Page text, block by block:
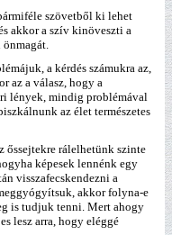
szövetből ki lehet
akkor a szív kinöveszti a
önmagát.
a kérdés számukra az,
az a válasz, hogy a
lények, mindig problémával
az élet természetes
őssejtekre rálelhetünk szinte
képesek lennénk egy
visszafecskendezni a
akkor folyna-e
is tudjuk tenni. Mert ahogy
lesz arra, hogy eléggé